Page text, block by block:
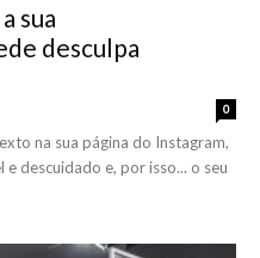
sua
desculpa
0
na sua página do Instagram,
descuidado e, por isso... o seu